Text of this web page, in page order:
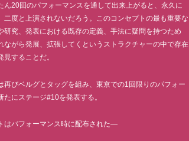
ん20回のパフォーマンスを通して出来上がると、永久に
二度と上演されないだろう。このコンセプトの最も重要な
研究、発表における既存の定義、手法に疑問を持つため
ながら発展、拡張してくというストラクチャーの中で存在
することだ。
再びベルグとタッグを組み、東京での1回限りのパフォー
たにステージ#10を発表する。
はパフォーマンス時に配布された―